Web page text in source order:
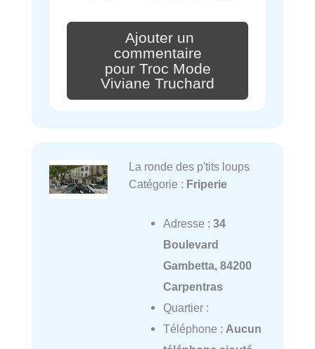
Ajouter un
commentaire
pour Troc Mode
Viviane Truchard
La ronde des p'tits loups
Catégorie : Friperie
Adresse : 34
Boulevard
Gambetta, 84200
Carpentras
Quartier :
Téléphone : Aucun